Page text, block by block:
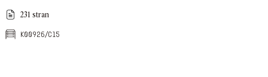
231 stran
k00926/c15